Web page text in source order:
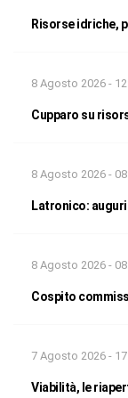
Risorse idriche,
8 Agosto 2026 -
Cupparo su
8 Agosto 2026 -
Latronico:
8 Agosto 2026 -
Cospito
7 Agosto 2026 -
Viabilità, le